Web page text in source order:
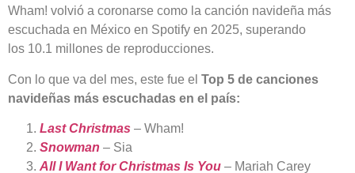
Wham! volvió a coronarse como la canción navideña más
escuchada en México en Spotify en 2025, superando
los 10.1 millones de reproducciones.
Con lo que va del mes, este fue el Top 5 de canciones
navideñas más escuchadas en el país:
Last Christmas – Wham!
Snowman – Sia
All I Want for Christmas Is You – Mariah Carey